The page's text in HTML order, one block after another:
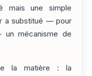
mais une simple
a substitué — pour
mécanisme de
la matière : la